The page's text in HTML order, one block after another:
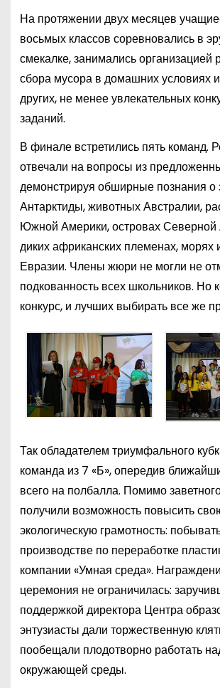
На протяжении двух месяцев
восьмых классов соревновались в
смекалке, занимались организацией
сбора мусора в домашних условиях
других, не менее увлекательных
заданий.
В финале встретились пять команд.
отвечали на вопросы из
демонстрируя обширные познания о
Антарктиды, животных Австралии,
Южной Америки, островах Северной
диких африканских племенах, морях
Евразии. Члены жюри не могли не
подкованность всех школьников. Но
конкурс, и лучших выбирать все же
Так обладателем триумфального
команда из 7 «Б», опередив
всего на полбалла. Помимо
получили возможность повысить
экологическую грамотность:
производстве по переработке
компании «Умная среда».
церемония не ограничилась:
поддержкой директора Центра
энтузиасты дали торжественную
пообещали плодотворно работать
окружающей среды.